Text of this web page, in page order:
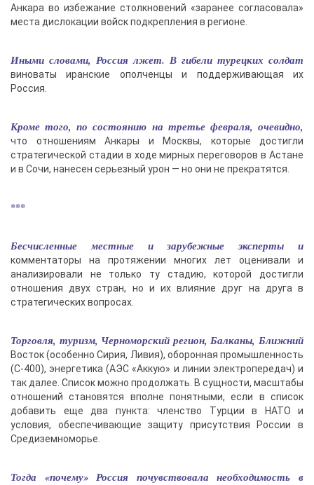
Анкара во избежание столкновений «заранее согласовала»
места дислокации войск подкрепления в регионе.
Иными словами, Россия лжет. В гибели турецких солдат
виноваты иранские ополченцы и поддерживающая их
Россия.
Кроме того, по состоянию на третье февраля, очевидно,
что отношениям Анкары и Москвы, которые достигли
стратегической стадии в ходе мирных переговоров в Астане
и в Сочи, нанесен серьезный урон — но они не прекратятся.
***
Бесчисленные местные и зарубежные эксперты и
комментаторы на протяжении многих лет оценивали и
анализировали не только ту стадию, которой достигли
отношения двух стран, но и их влияние друг на друга в
стратегических вопросах.
Торговля, туризм, Черноморский регион, Балканы, Ближний
Восток (особенно Сирия, Ливия), оборонная промышленность
(С-400), энергетика (АЭС «Аккую» и линии электропередач) и
так далее. Список можно продолжать. В сущности, масштабы
отношений становятся вполне понятными, если в список
добавить еще два пункта: членство Турции в НАТО и
условия, обеспечивающие защиту присутствия России в
Средиземноморье.
Тогда «почему» Россия почувствовала необходимость в